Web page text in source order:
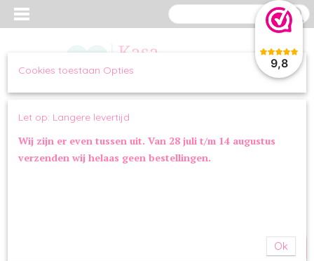
9,8
Inloggen
Home>WANDELEN>HALSBANDEN>Halsband Knitted Sand
Cookies toestaan Opties
Let op: Langere levertijd
Wij zijn er even tussen uit. Van 28 juli t/m 14 augustus
verzenden wij helaas geen bestellingen.
Ok